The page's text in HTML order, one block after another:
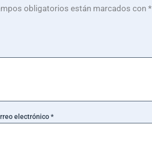
obligatorios están marcados con*
electrónico*